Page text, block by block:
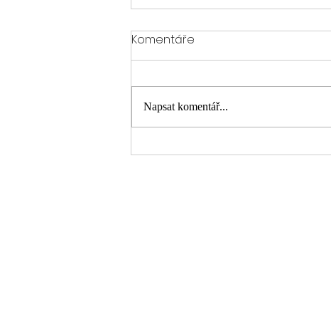
Jak na aktualizaci softwaru
Ahoj Indiani! Protože se teď na
Facebooku rozjela diskuse o tom, že
dáváme dohromady tenhle rychlý
Komentáře
Napsat komentář...